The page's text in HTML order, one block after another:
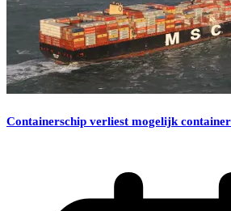
Containerschip verliest mogelijk